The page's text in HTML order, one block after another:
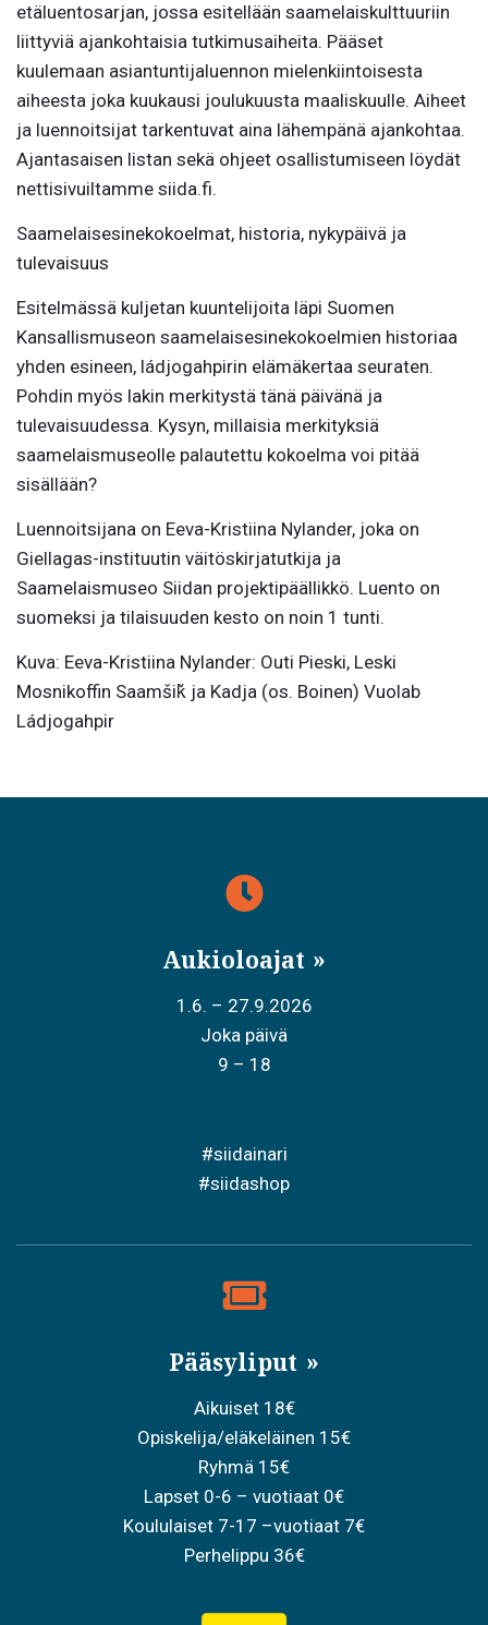
etäluentosarjan, jossa esitellään saamelaiskulttuuriin
liittyviä ajankohtaisia tutkimusaiheita. Pääset
kuulemaan asiantuntijaluennon mielenkiintoisesta
aiheesta joka kuukausi joulukuusta maaliskuulle. Aiheet
ja luennoitsijat tarkentuvat aina lähempänä ajankohtaa.
Ajantasaisen listan sekä ohjeet osallistumiseen löydät
nettisivuiltamme siida.fi.
Saamelaisesinekokoelmat, historia, nykypäivä ja
tulevaisuus
Esitelmässä kuljetan kuuntelijoita läpi Suomen
Kansallismuseon saamelaisesinekokoelmien historiaa
yhden esineen, ládjogahpirin elämäkertaa seuraten.
Pohdin myös lakin merkitystä tänä päivänä ja
tulevaisuudessa. Kysyn, millaisia merkityksiä
saamelaismuseolle palautettu kokoelma voi pitää
sisällään?
Luennoitsijana on Eeva-Kristiina Nylander, joka on
Giellagas-instituutin väitöskirjatutkija ja
Saamelaismuseo Siidan projektipäällikkö. Luento on
suomeksi ja tilaisuuden kesto on noin 1 tunti.
Kuva: Eeva-Kristiina Nylander: Outi Pieski, Leski
Mosnikoffin Saamšiǩ ja Kadja (os. Boinen) Vuolab
Ládjogahpir
Aukioloajat
1.6. – 27.9.2026
Joka päivä
9 – 18
#siidainari
#siidashop
Pääsyliput
Aikuiset 18€
Opiskelija/eläkeläinen 15€
Ryhmä 15€
Lapset 0-6 – vuotiaat 0€
Koululaiset 7-17 –vuotiaat 7€
Perhelippu 36€